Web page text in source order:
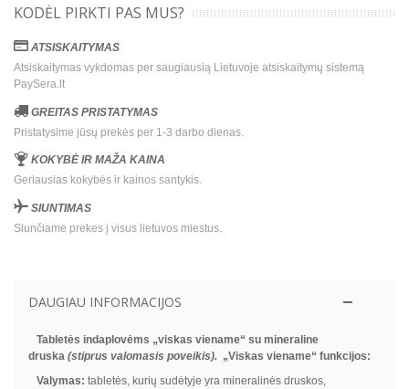
KODĖL PIRKTI PAS MUS?
ATSISKAITYMAS
Atsiskaitymas vykdomas per saugiausią Lietuvoje atsiskaitymų sistemą
PaySera.lt
GREITAS PRISTATYMAS
Pristatysime jūsų prekės per 1-3 darbo dienas.
KOKYBĖ IR MAŽA KAINA
Geriausias kokybės ir kainos santykis.
SIUNTIMAS
Siunčiame prekes į visus lietuvos miestus.
DAUGIAU INFORMACIJOS
Tabletės indaplovėms „viskas viename“ su mineraline
druska (stiprus valomasis poveikis). „Viskas viename“ funkcijos:
Valymas: tabletės, kurių sudėtyje yra mineralinės druskos,